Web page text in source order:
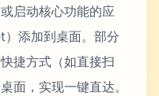
启动核心功能的应
添加到桌面。部分
捷方式（如直接扫
面，实现一键直达。